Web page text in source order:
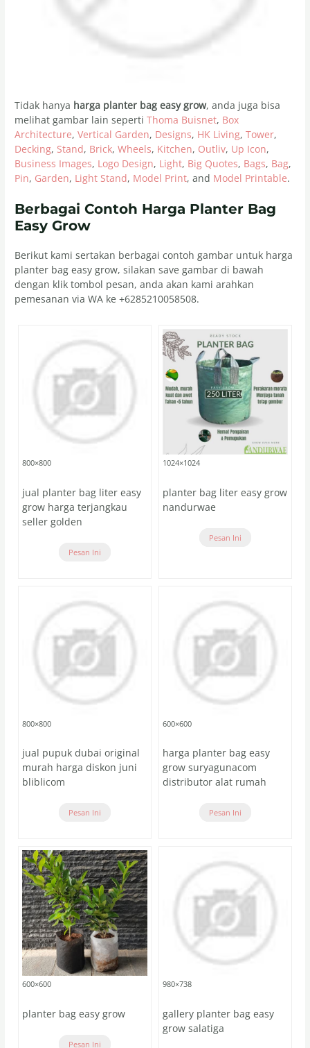
Tidak hanya harga planter bag easy grow, anda juga bisa
melihat gambar lain sepertiThoma Buisnet, Box
Architecture,Vertical Garden, Designs, HK Living,Tower,
Decking, Stand, Brick,Wheels, Kitchen, Outliv, Up Icon,
Business Images, Logo Design, Light, Big Quotes, Bags, Bag,
Pin, Garden, Light Stand, Model Print, and Model Printable.
Berbagai Contoh Harga Planter Bag
Easy Grow
Berikut kami sertakan berbagai contoh gambar untuk harga
planter bag easy grow, silakan save gambar di bawah
dengan klik tombol pesan, anda akan kami arahkan
pemesanan via WA ke +6285210058508.
800×800
jual planter bag liter easy
grow harga terjangkau
seller golden
Pesan Ini
1024×1024
planter bag liter easy grow
nandurwae
Pesan Ini
800×800
jual pupuk dubai original
murah harga diskon juni
bliblicom
Pesan Ini
600×600
harga planter bag easy
grow suryagunacom
distributor alat rumah
Pesan Ini
600×600
planter bag easy grow
Pesan Ini
980×738
gallery planter bag easy
grow salatiga